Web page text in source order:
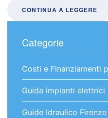
CONTINUA A LEGGERE
Categorie
Costi e Finanziamenti
Guida impianti elettrici
Guide Idraulico Firenze